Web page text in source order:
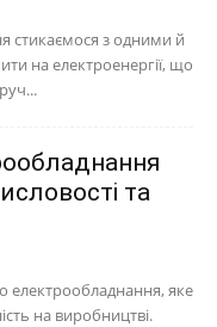
стикаємося з одними й
на електроенергії, що
та
електрообладнання, яке
на виробництві.